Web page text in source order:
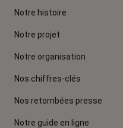
Notre histoire
Notre projet
Notre organisation
Nos chiffres-clés
Nos retombées presse
Notre guide en ligne